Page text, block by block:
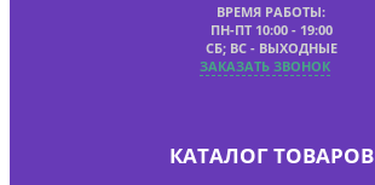
ВРЕМЯ РАБОТЫ:
ПН-ПТ 10:00 - 19:00
СБ; ВС - ВЫХОДНЫЕ
ЗАКАЗАТЬ ЗВОНОК
КАТАЛОГ ТОВАРОВ